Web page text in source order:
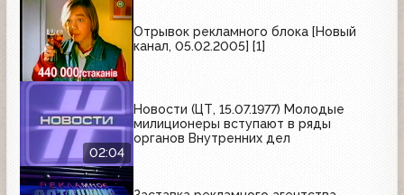
Отрывок рекламного блока [Новый
канал, 05.02.2005] [1]
02:04
Новости (ЦТ, 15.07.1977) Молодые
милиционеры вступают в ряды
органов Внутренних дел